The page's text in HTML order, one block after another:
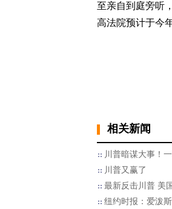
至亲自到庭旁听
高法院预计于今
相关新闻
川普暗谋大事！
川普又赢了
最新反击川普 美
纽约时报：爱泼